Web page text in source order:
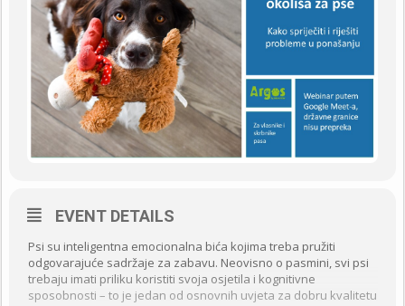
EVENT DETAILS
Psi su inteligentna emocionalna bića kojima treba pružiti
odgovarajuće sadržaje za zabavu. Neovisno o pasmini, svi psi
trebaju imati priliku koristiti svoja osjetila i kognitivne
sposobnosti – to je jedan od osnovnih uvjeta za dobru kvalitetu